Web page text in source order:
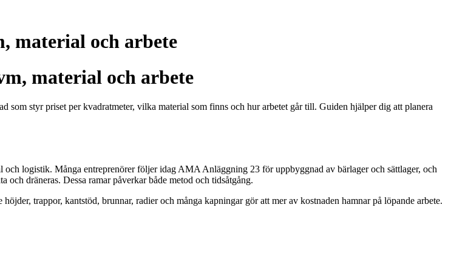
material och arbete
material och arbete
som styr priset per kvadratmeter, vilka material som finns och hur arbetet går till. Guiden hjälper dig att planera
och logistik. Många entreprenörer följer idag AMA Anläggning 23 för uppbyggnad av bärlager och sättlager, och
dräneras. Dessa ramar påverkar både metod och tidsåtgång.
trappor, kantstöd, brunnar, radier och många kapningar gör att mer av kostnaden hamnar på löpande arbete.